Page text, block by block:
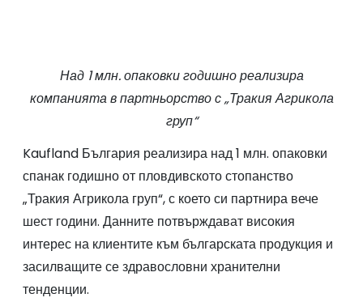
Над 1 млн. опаковки годишно реализира
компанията в партньорство с „Тракия Агрикола
груп“
Kaufland България реализира над 1 млн. опаковки
спанак годишно от пловдивското стопанство
„Тракия Агрикола груп“, с което си партнира вече
шест години. Данните потвърждават високия
интерес на клиентите към българската продукция и
засилващите се здравословни хранителни
тенденции.